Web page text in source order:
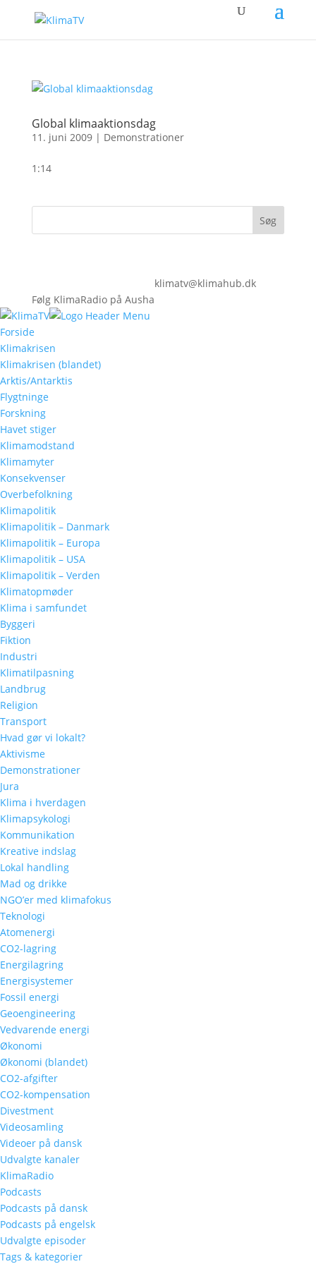
Global klimaaktionsdag
11. juni 2009| Demonstrationer
1:14
Følg KlimaRadio på Ausha
klimatv@klimahub.dk
Forside
Klimakrisen
Klimakrisen (blandet)
Arktis/Antarktis
Flygtninge
Forskning
Havet stiger
Klimamodstand
Klimamyter
Konsekvenser
Overbefolkning
Klimapolitik
Klimapolitik – Danmark
Klimapolitik – Europa
Klimapolitik – USA
Klimapolitik – Verden
Klimatopmøder
Klima i samfundet
Byggeri
Fiktion
Industri
Klimatilpasning
Landbrug
Religion
Transport
Hvad gør vi lokalt?
Aktivisme
Demonstrationer
Jura
Klima i hverdagen
Klimapsykologi
Kommunikation
Kreative indslag
Lokal handling
Mad og drikke
NGO’er med klimafokus
Teknologi
Atomenergi
CO2-lagring
Energilagring
Energisystemer
Fossil energi
Geoengineering
Vedvarende energi
Økonomi
Økonomi (blandet)
CO2-afgifter
CO2-kompensation
Divestment
Videosamling
Videoer på dansk
Udvalgte kanaler
KlimaRadio
Podcasts
Podcasts på dansk
Podcasts på engelsk
Udvalgte episoder
Tags & kategorier